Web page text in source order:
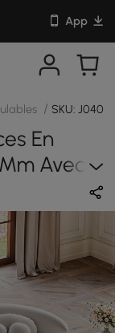
App
/ SKU:
En
Avec